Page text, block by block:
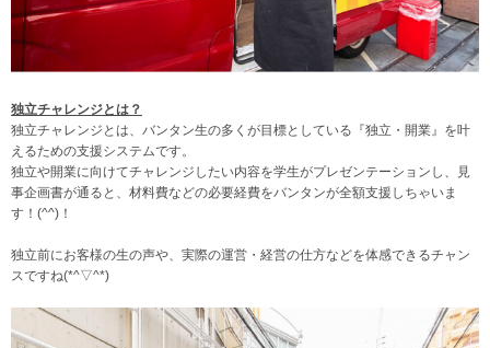
独立チャレンジとは？
独立チャレンジとは、バンタン生の多くが目標としている『独立・開業』を叶
えるための支援システムです。
独立や開業に向けてチャレンジしたい内容を学生がプレゼンテーションし、見
事企画書が通ると、材料費などの必要経費をバンタンが全額支援しちゃいま
す！(^^)！
独立前にお客様の生の声や、実際の運営・経営の仕方などを体感できるチャン
スですね(*^▽^*)